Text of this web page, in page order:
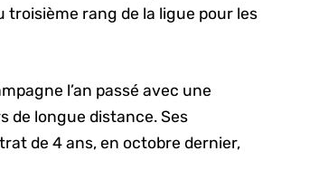
rang de la ligue pour les
l’an passé avec une
de longue distance. Ses
de 4 ans, en octobre dernier,